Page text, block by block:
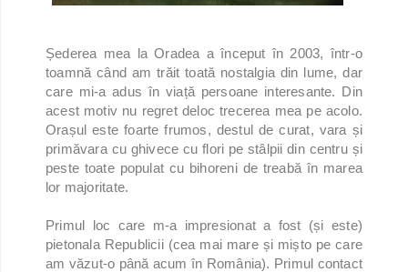
Șederea mea la Oradea a început în 2003, într-o
toamnă când am trăit toată nostalgia din lume, dar
care mi-a adus în viață persoane interesante. Din
acest motiv nu regret deloc trecerea mea pe acolo.
Orașul este foarte frumos, destul de curat, vara și
primăvara cu ghivece cu flori pe stâlpii din centru și
peste toate populat cu bihoreni de treabă în marea
lor majoritate.
Primul loc care m-a impresionat a fost (și este)
pietonala Republicii (cea mai mare și mișto pe care
am văzut-o până acum în România). Primul contact